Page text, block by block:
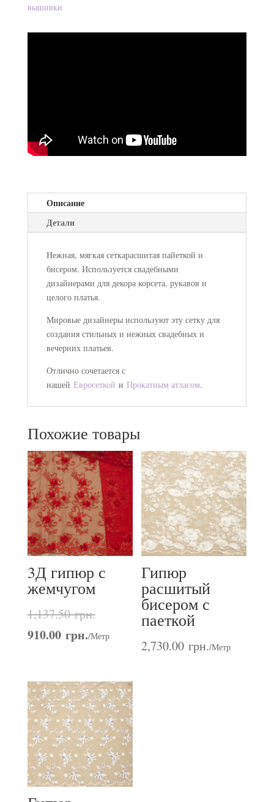
вышивки
Описание
Детали
Нежная, мягкая сеткарасшитая пайеткой и
бисером. Используется свадебными
дизайнерами для декора корсета, рукавов и
целого платья.
Мировые дизайнеры используют эту сетку для
создания стильных и нежных свадебных и
вечерних платьев.
Отлично сочетается с
нашей Евросеткой и Прокатным атласом.
Похожие товары
3Д гипюр с
жемчугом
1,137.50грн.
910.00 грн./Метр
Гипюр
расшитый
бисером с
паеткой
2,730.00грн./Метр